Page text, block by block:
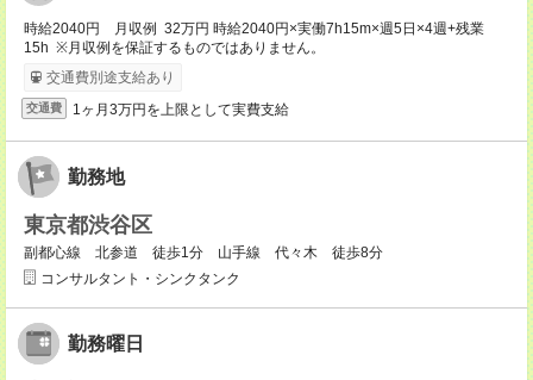
時給2040円 月収例 32万円 時給2040円×実働7h15m×週5日×4週+残業
15h ※月収例を保証するものではありません。
交通費別途支給あり
交通費 1ヶ月3万円を上限として実費支給
勤務地
東京都渋谷区
副都心線 北参道 徒歩1分 山手線 代々木 徒歩8分
コンサルタント・シンクタンク
勤務曜日